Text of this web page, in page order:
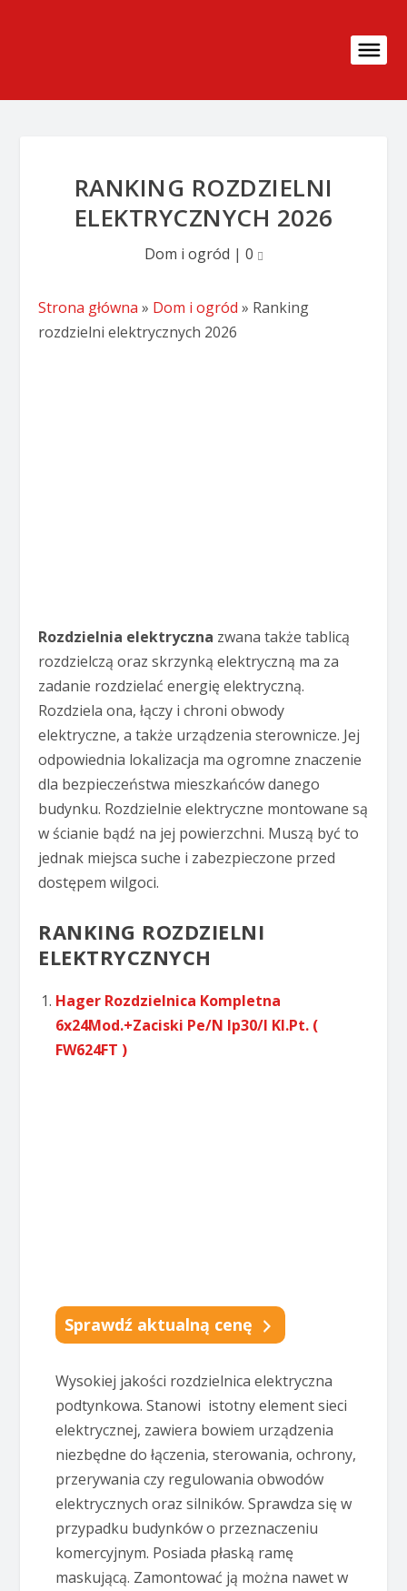
RANKING ROZDZIELNI
ELEKTRYCZNYCH 2026
Dom i ogród | 0
Strona główna » Dom i ogród » Ranking
rozdzielni elektrycznych 2026
Rozdzielnia elektryczna zwana także tablicą
rozdzielczą oraz skrzynką elektryczną ma za
zadanie rozdzielać energię elektryczną.
Rozdziela ona, łączy i chroni obwody
elektryczne, a także urządzenia sterownicze. Jej
odpowiednia lokalizacja ma ogromne znaczenie
dla bezpieczeństwa mieszkańców danego
budynku. Rozdzielnie elektryczne montowane są
w ścianie bądź na jej powierzchni. Muszą być to
jednak miejsca suche i zabezpieczone przed
dostępem wilgoci.
RANKING ROZDZIELNI
ELEKTRYCZNYCH
Hager Rozdzielnica Kompletna
6x24Mod.+Zaciski Pe/N Ip30/I Kl.Pt. (
FW624FT )
Sprawdź aktualną cenę
Wysokiej jakości rozdzielnica elektryczna
podtynkowa. Stanowi istotny element sieci
elektrycznej, zawiera bowiem urządzenia
niezbędne do łączenia, sterowania, ochrony,
przerywania czy regulowania obwodów
elektrycznych oraz silników. Sprawdza się w
przypadku budynków o przeznaczeniu
komercyjnym. Posiada płaską ramę
maskującą. Zamontować ją można nawet w